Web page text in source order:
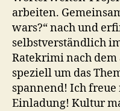
arbeiten.
wars?“ nach und
selbstverständlich
Ratekrimi nach dem
speziell um das
spannend! Ich freue
Einladung! Kultur